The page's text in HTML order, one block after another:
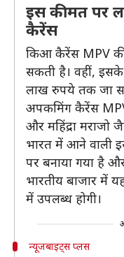
इस कीमत पर
कैरेंस
किआ कैरेंस MPV
सकती है। वहीं,
लाख रुपये तक जा
अपकमिंग कैरेंस
और महिंद्रा मराजो
भारत में आने वाली
पर बनाया गया है
भारतीय बाजार में
में उपलब्ध होगी।
न्यूजबाइट्स प्लस